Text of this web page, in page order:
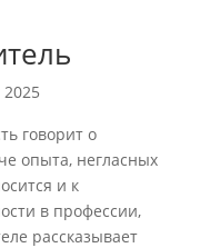
2025
говорит о
опыта, негласных
и к
в профессии,
рассказывает